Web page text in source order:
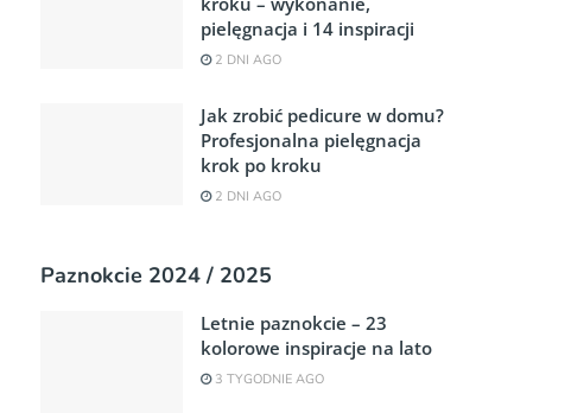
pielęgnacja i 14 inspiracji
2 DNI AGO
Jak zrobić pedicure w domu?
Profesjonalna pielęgnacja
krok po kroku
2 DNI AGO
Paznokcie 2024 / 2025
Letnie paznokcie – 23
kolorowe inspiracje na lato
3 TYGODNIE AGO